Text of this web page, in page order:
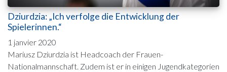
Dziurdzia: „Ich verfolge die Entwicklung der
Spielerinnen.“
1 janvier 2020
Mariusz Dziurdzia ist Headcoach der Frauen-
Nationalmannschaft. Zudem ist er in einigen Jugendkategorien